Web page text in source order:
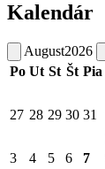
Kalendár
August2026
Po Ut St Št Pia
27 28 29 30 31
3 4 5 6 7